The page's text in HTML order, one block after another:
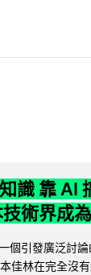
識 靠 AI
術界成
個引發廣泛討
佳林在完全沒